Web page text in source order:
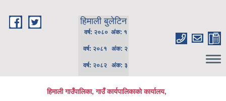
हिमाली बुलेटिन
वर्ष: २०८० अंक: १
वर्ष: २०८१ अंक: २
वर्ष: २०८२ अंक: ३
हिमाली गाउँपालिका, गाउँ कार्यपालिकाकाे कार्यालय,